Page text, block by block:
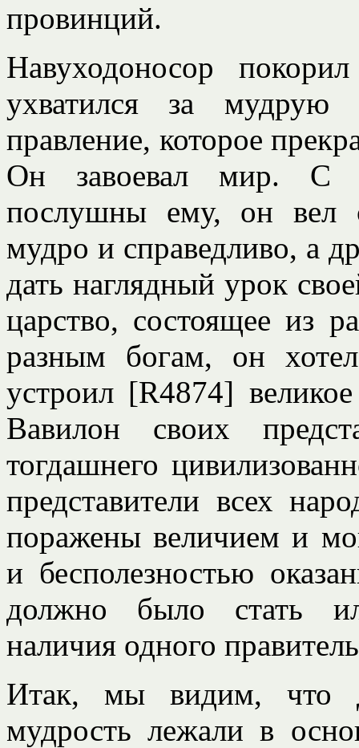
провинций.
Навуходоносор
ухватился за мудрую
правление, которое
Он завоевал мир. С
послушны ему, он вел
мудро и справедливо, а
дать наглядный урок
царство, состоящее из
разным богам, он
устроил [R4874]
Вавилон своих
тогдашнего
представители всех
поражены величием и
и бесполезностью
должно было стать
наличия одного
Итак, мы видим, что
мудрость лежали в